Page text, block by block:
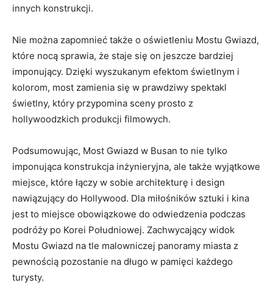
innych‍ konstrukcji.
Nie można ⁤zapomnieć także o oświetleniu Mostu Gwiazd,
które nocą⁢ sprawia, że staje się on jeszcze bardziej
imponujący.‌ Dzięki wyszukanym efektom świetlnym i
⁤kolorom, most⁢ zamienia ​się w prawdziwy‍ spektakl
świetlny, który przypomina sceny prosto z
hollywoodzkich​ produkcji ​filmowych.
Podsumowując, Most Gwiazd w Busan to nie tylko
imponująca⁤ konstrukcja inżynieryjna, ale także wyjątkowe
‌miejsce, które ⁤łączy w sobie architekturę ⁢i design⁤
nawiązujący do Hollywood. Dla miłośników sztuki i kina
⁤jest to miejsce obowiązkowe ​do odwiedzenia podczas
podróży po Korei ⁣Południowej. Zachwycający widok
Mostu Gwiazd na‍ tle malowniczej panoramy miasta z
pewnością pozostanie na długo w pamięci każdego
turysty.